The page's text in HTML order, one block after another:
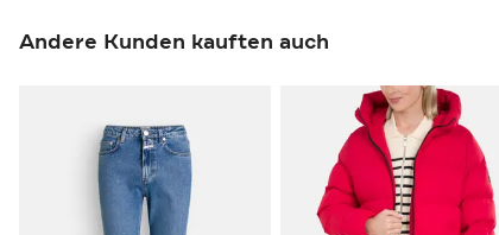
Andere Kunden kauften auch